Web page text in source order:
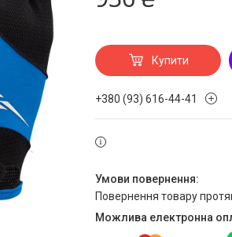
Купити
+380 (93) 616-44-41
повернення товару